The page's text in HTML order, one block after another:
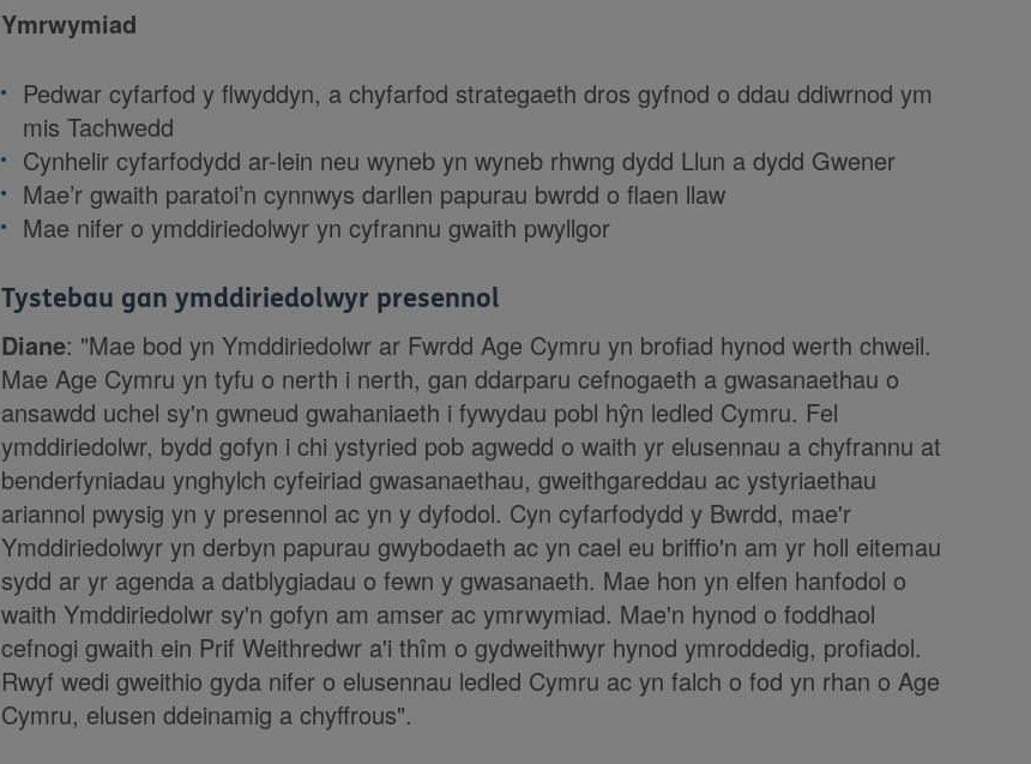
Ymrwymiad
Pedwar cyfarfod y flwyddyn, a chyfarfod strategaeth dros gyfnod o ddau ddiwrnod ym
mis Tachwedd
Cynhelir cyfarfodydd ar-lein neu wyneb yn wyneb rhwng dydd Llun a dydd Gwener
Mae’r gwaith paratoi’n cynnwys darllen papurau bwrdd o flaen llaw
Mae nifer o ymddiriedolwyr yn cyfrannu gwaith pwyllgor
Tystebau gan ymddiriedolwyr presennol
Diane: "Mae bod yn Ymddiriedolwr ar Fwrdd Age Cymru yn brofiad hynod werth chweil.
Mae Age Cymru yn tyfu o nerth i nerth, gan ddarparu cefnogaeth a gwasanaethau o
ansawdd uchel sy'n gwneud gwahaniaeth i fywydau pobl hŷn ledled Cymru. Fel
ymddiriedolwr, bydd gofyn i chi ystyried pob agwedd o waith yr elusennau a chyfrannu at
benderfyniadau ynghylch cyfeiriad gwasanaethau, gweithgareddau ac ystyriaethau
ariannol pwysig yn y presennol ac yn y dyfodol. Cyn cyfarfodydd y Bwrdd, mae'r
Ymddiriedolwyr yn derbyn papurau gwybodaeth ac yn cael eu briffio'n am yr holl eitemau
sydd ar yr agenda a datblygiadau o fewn y gwasanaeth. Mae hon yn elfen hanfodol o
waith Ymddiriedolwr sy'n gofyn am amser ac ymrwymiad. Mae'n hynod o foddhaol
cefnogi gwaith ein Prif Weithredwr a'i thîm o gydweithwyr hynod ymroddedig, profiadol.
Rwyf wedi gweithio gyda nifer o elusennau ledled Cymru ac yn falch o fod yn rhan o Age
Cymru, elusen ddeinamig a chyffrous".